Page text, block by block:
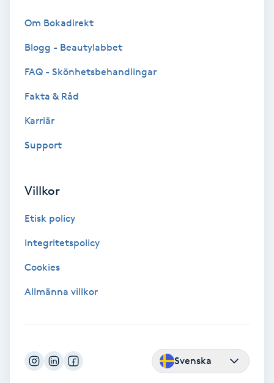
Fettreducering
Fillers
Fotmassage
Fotvård
Fransborttagning
Fransfärgning
Fransförlängning Megavolym
Om Bokadirekt
Blogg - Beautylabbet
FAQ - Skönhetsbehandlingar
Fakta & Råd
Karriär
Support
Villkor
Etisk policy
Integritetspolicy
Cookies
Allmänna villkor
Svenska